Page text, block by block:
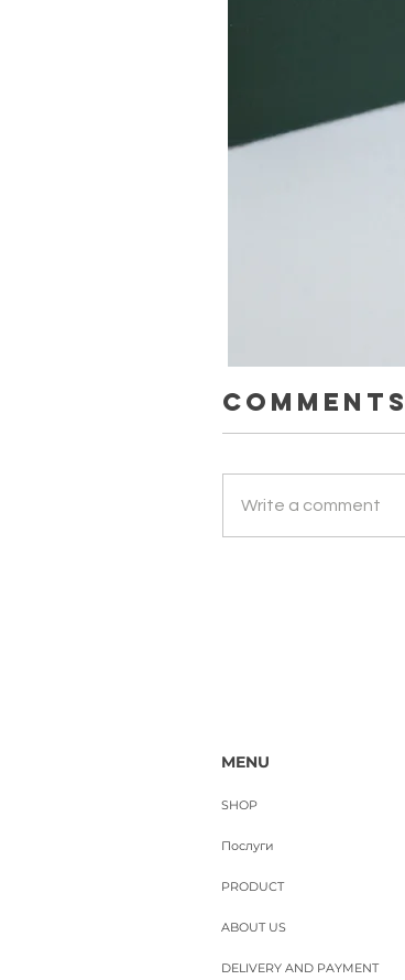
Comments
Write a comment
MENU
SHOP
Послуги
PRODUCT
ABOUT US
DELIVERY AND PAYMENT